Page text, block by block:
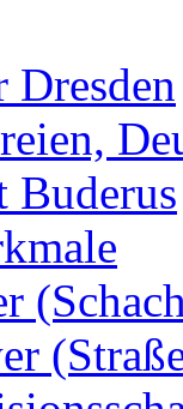
Dresden
Buderus